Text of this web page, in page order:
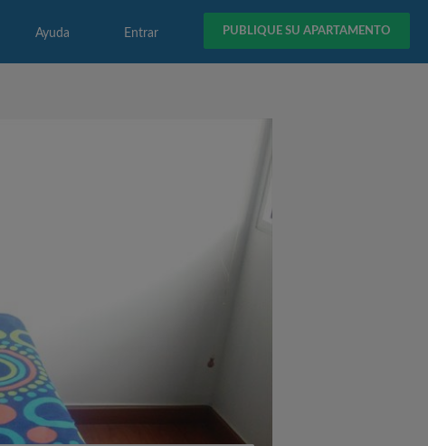
PUBLIQUE SU APARTAMENTO
Entrar
Ayuda